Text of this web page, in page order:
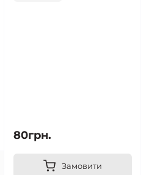
80грн.
Замовити